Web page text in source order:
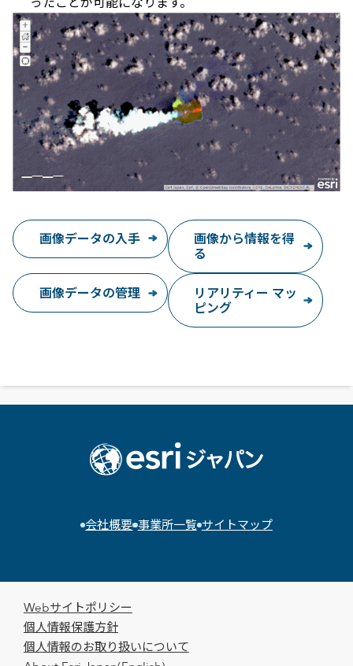
画像データの入手
画像から情報を得
る
画像データの管理
リアリティー マッ
ピング
会社概要 事業所一覧 サイトマップ
Webサイトポリシー
個人情報保護方針
個人情報のお取り扱いについて